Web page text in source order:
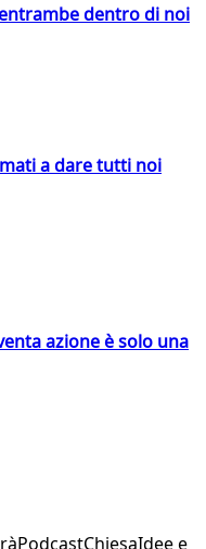
dentro di noi
a dare tutti noi
azione è solo una
PodcastChiesaIdee e